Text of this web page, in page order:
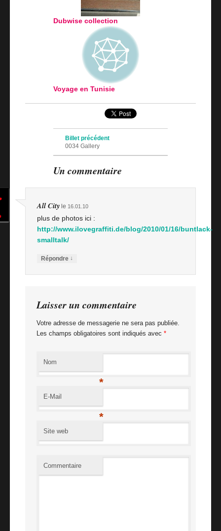
Dubwise collection
Voyage en Tunisie
Billet précédent
0034 Gallery
Un commentaire
All Cityle 16.01.10
plus de photos ici :
http://www.ilovegraffiti.de/blog/2010/01/16/buntlack-
smalltalk/
Répondre ↓
Laisser un commentaire
Votre adresse de messagerie ne sera pas publiée.
Les champs obligatoires sont indiqués avec *
Nom
*
E-Mail
*
Site web
Commentaire